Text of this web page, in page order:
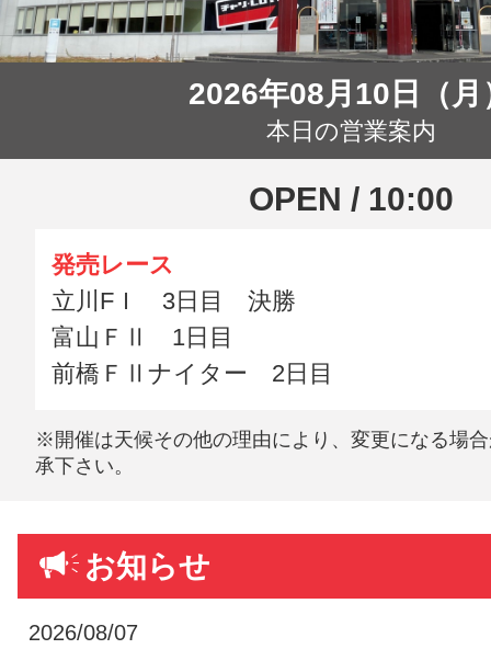
2026年08月10日（月
本日の営業案内
OPEN / 10:00
発売レース
立川FＩ 3日目 決勝
富山ＦⅡ 1日目
前橋ＦⅡナイター 2日目
※開催は天候その他の理由により、変更になる場
承下さい。
お知らせ
2026/08/07